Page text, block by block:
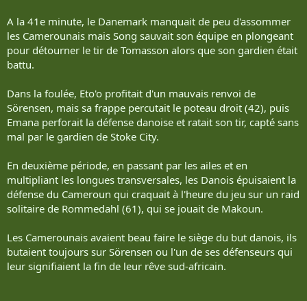
A la 41e minute, le Danemark manquait de peu d'assommer
les Camerounais mais Song sauvait son équipe en plongeant
pour détourner le tir de Tomasson alors que son gardien était
battu.
Dans la foulée, Eto'o profitait d'un mauvais renvoi de
Sörensen, mais sa frappe percutait le poteau droit (42), puis
Emana perforait la défense danoise et ratait son tir, capté sans
mal par le gardien de Stoke City.
En deuxième période, en passant par les ailes et en
multipliant les longues transversales, les Danois épuisaient la
défense du Cameroun qui craquait à l'heure du jeu sur un raid
solitaire de Rommedahl (61), qui se jouait de Makoun.
Les Camerounais avaient beau faire le siège du but danois, ils
butaient toujours sur Sörensen ou l'un de ses défenseurs qui
leur signifiaient la fin de leur rêve sud-africain.